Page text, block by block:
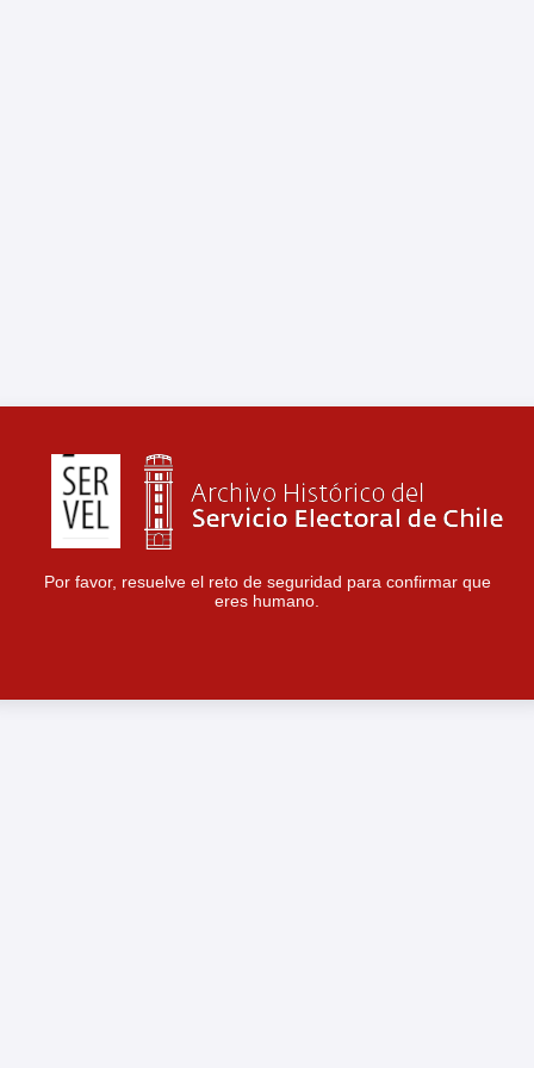
Por favor, resuelve el reto de seguridad para confirmar que
eres humano.